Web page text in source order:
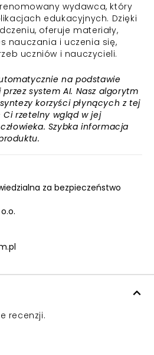
wydawca, który
edukacyjnych. Dzięki
oferuje materiały,
nauczania i uczenia się,
uczniów i nauczycieli.
na podstawie
system AI. Nasz algorytm
korzyści płynących z tej
Ci rzetelny wgląd w jej
Szybka informacja
za bezpieczeństwo
recenzji.